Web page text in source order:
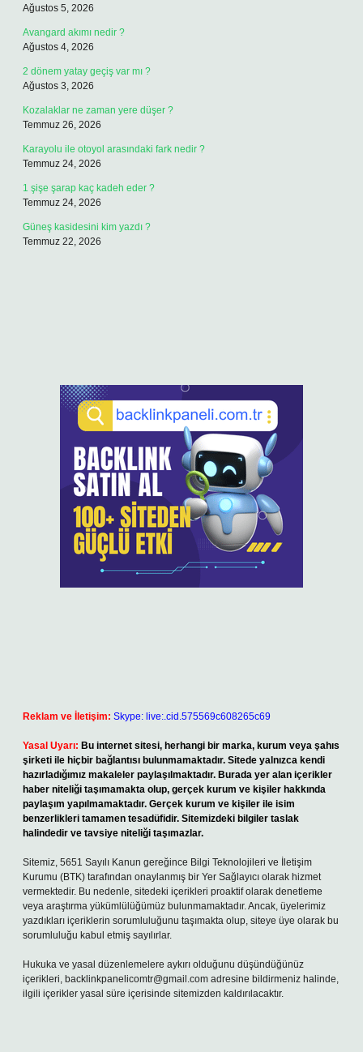
Ağustos 5, 2026
Avangard akımı nedir ?
Ağustos 4, 2026
2 dönem yatay geçiş var mı ?
Ağustos 3, 2026
Kozalaklar ne zaman yere düşer ?
Temmuz 26, 2026
Karayolu ile otoyol arasındaki fark nedir ?
Temmuz 24, 2026
1 şişe şarap kaç kadeh eder ?
Temmuz 24, 2026
Güneş kasidesini kim yazdı ?
Temmuz 22, 2026
Reklam ve İletişim: Skype: live:.cid.575569c608265c69
Yasal Uyarı: Bu internet sitesi, herhangi bir marka, kurum veya şahıs
şirketi ile hiçbir bağlantısı bulunmamaktadır. Sitede yalnızca kendi
hazırladığımız makaleler paylaşılmaktadır. Burada yer alan içerikler
haber niteliği taşımamakta olup, gerçek kurum ve kişiler hakkında
paylaşım yapılmamaktadır. Gerçek kurum ve kişiler ile isim
benzerlikleri tamamen tesadüfidir. Sitemizdeki bilgiler taslak
halindedir ve tavsiye niteliği taşımazlar.
Sitemiz, 5651 Sayılı Kanun gereğince Bilgi Teknolojileri ve İletişim
Kurumu (BTK) tarafından onaylanmış bir Yer Sağlayıcı olarak hizmet
vermektedir. Bu nedenle, sitedeki içerikleri proaktif olarak denetleme
veya araştırma yükümlülüğümüz bulunmamaktadır. Ancak, üyelerimiz
yazdıkları içeriklerin sorumluluğunu taşımakta olup, siteye üye olarak bu
sorumluluğu kabul etmiş sayılırlar.
Hukuka ve yasal düzenlemelere aykırı olduğunu düşündüğünüz
içerikleri, backlinkpanelicomtr@gmail.com adresine bildirmeniz halinde,
ilgili içerikler yasal süre içerisinde sitemizden kaldırılacaktır.